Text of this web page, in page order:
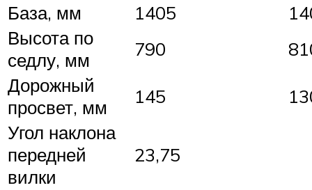
База, мм
1405
Высота по
седлу, мм
790
Дорожный
просвет, мм
145
Угол наклона
передней
вилки
23,75